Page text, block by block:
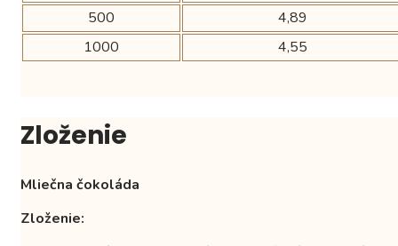
500
4,89
1000
4,55
Zloženie
Mliečna čokoláda
Zloženie: